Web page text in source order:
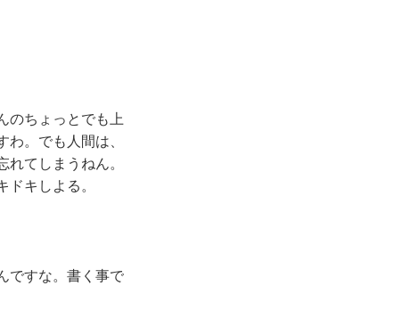
のちょっとでも上
。でも人間は、
てしまうねん。
キしよる。
ですな。書く事で